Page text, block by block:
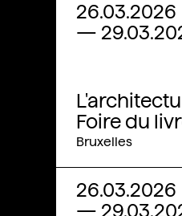
26.03.2026
—
Foire du
Bruxelles
26.03.2026
—